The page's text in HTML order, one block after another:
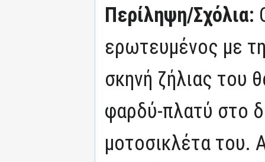
Περίληψη/Σχόλια:
ερωτευμένος με
σκηνή ζήλιας του
φαρδύ-πλατύ στο
μοτοσικλέτα του.